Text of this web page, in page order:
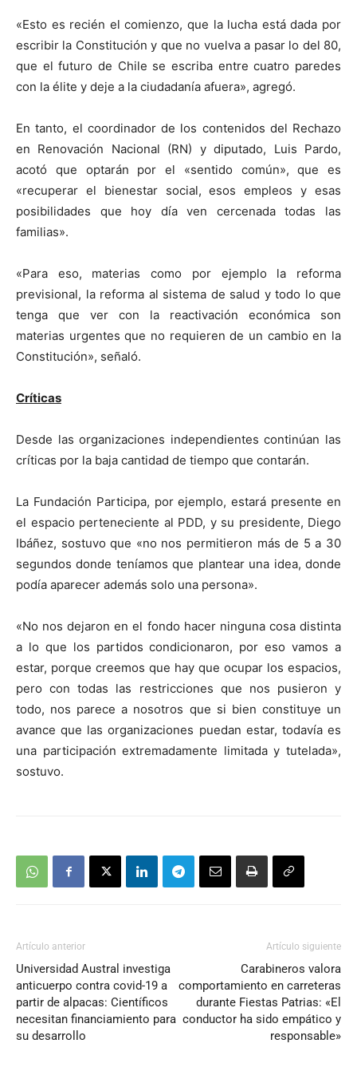
«Esto es recién el comienzo, que la lucha está dada por
escribir la Constitución y que no vuelva a pasar lo del 80,
que el futuro de Chile se escriba entre cuatro paredes
con la élite y deje a la ciudadanía afuera», agregó.
En tanto, el coordinador de los contenidos del Rechazo
en Renovación Nacional (RN) y diputado, Luis Pardo,
acotó que optarán por el «sentido común», que es
«recuperar el bienestar social, esos empleos y esas
posibilidades que hoy día ven cercenada todas las
familias».
«Para eso, materias como por ejemplo la reforma
previsional, la reforma al sistema de salud y todo lo que
tenga que ver con la reactivación económica son
materias urgentes que no requieren de un cambio en la
Constitución», señaló.
Críticas
Desde las organizaciones independientes continúan las
críticas por la baja cantidad de tiempo que contarán.
La Fundación Participa, por ejemplo, estará presente en
el espacio perteneciente al PDD, y su presidente, Diego
Ibáñez, sostuvo que «no nos permitieron más de 5 a 30
segundos donde teníamos que plantear una idea, donde
podía aparecer además solo una persona».
«No nos dejaron en el fondo hacer ninguna cosa distinta
a lo que los partidos condicionaron, por eso vamos a
estar, porque creemos que hay que ocupar los espacios,
pero con todas las restricciones que nos pusieron y
todo, nos parece a nosotros que si bien constituye un
avance que las organizaciones puedan estar, todavía es
una participación extremadamente limitada y tutelada»,
sostuvo.
Artículo anterior
Universidad Austral investiga
anticuerpo contra covid-19 a
partir de alpacas: Científicos
necesitan financiamiento para
su desarrollo
Artículo siguiente
Carabineros valora
comportamiento en carreteras
durante Fiestas Patrias: «El
conductor ha sido empático y
responsable»